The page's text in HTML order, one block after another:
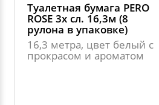
Туалетная бумага PERO
ROSE 3х сл. 16,3м (8
рулона в упаковке)
16,3 метра, цвет белый с
прокрасом и ароматом